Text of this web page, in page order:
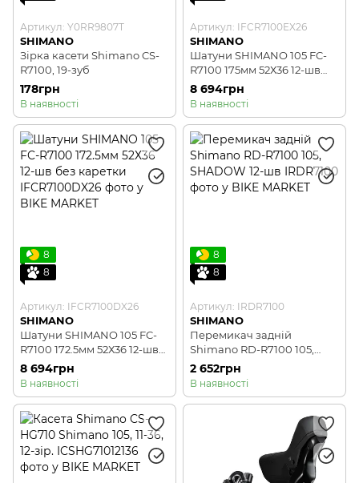
Артикул: Y0RR9807T
SHIMANO
Зірка касети Shimano CS-
R7100, 19-зуб
178грн
В наявності
Артикул: IFCR7100EX26
SHIMANO
Шатуни SHIMANO 105 FC-
R7100 175мм 52Х36 12-шв
без каретки
8 694грн
В наявності
8
8
Артикул: IFCR7100DX26
SHIMANO
Шатуни SHIMANO 105 FC-
R7100 172.5мм 52Х36 12-шв
без каретки
8 694грн
В наявності
8
8
Артикул: IRDR7100
SHIMANO
Перемикач задній
Shimano RD-R7100 105,
SHADOW 12-шв
2 652грн
В наявності